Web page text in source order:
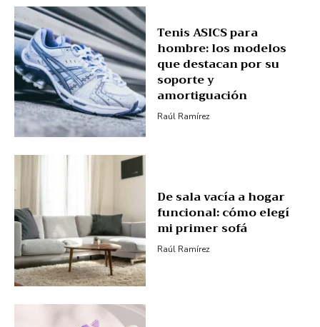
Tenis ASICS para
hombre: los modelos
que destacan por su
soporte y
amortiguación
Raúl Ramírez
De sala vacía a hogar
funcional: cómo elegí
mi primer sofá
Raúl Ramírez